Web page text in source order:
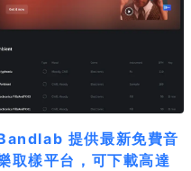
提供最新免費音
取樣平台，可下載高達